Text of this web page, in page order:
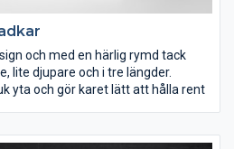
och med en härlig rymd tack
lite djupare och i tre längder.
yta och gör karet lätt att hålla rent